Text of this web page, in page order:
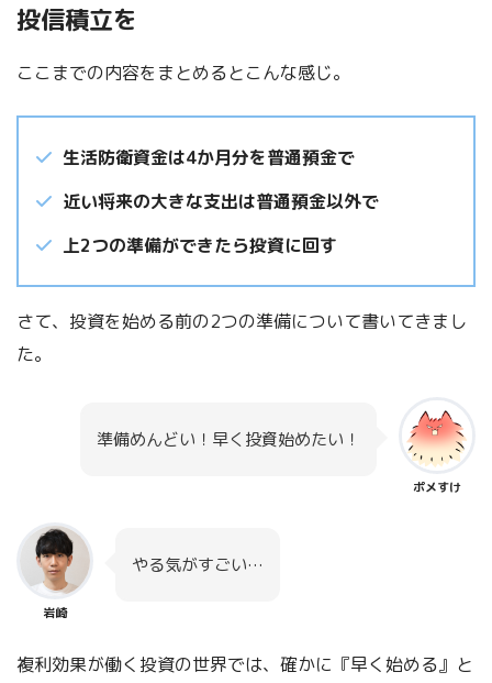
投信積立を
ここまでの内容をまとめるとこんな感じ。
生活防衛資金は4か月分を普通預金で
近い将来の大きな支出は普通預金以外で
上2つの準備ができたら投資に回す
さて、投資を始める前の2つの準備について書いてきまし
た。
ポメすけ
準備めんどい！早く投資始めたい！
岩崎
やる気がすごい…
複利効果が働く投資の世界では、確かに『早く始める』と